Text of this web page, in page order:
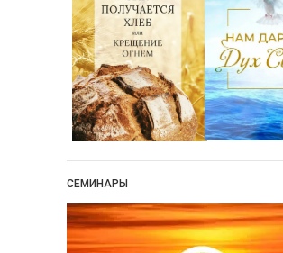
СЕМИНАРЫ